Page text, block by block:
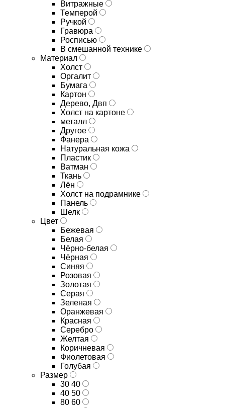
Витражные
Темперой
Ручкой
Гравюра
Росписью
В смешанной технике
Материал
Холст
Оргалит
Бумага
Картон
Дерево, Двп
Холст на картоне
металл
Другое
Фанера
Натуральная кожа
Пластик
Ватман
Ткань
Лён
Холст на подрамнике
Панель
Шелк
Цвет
Бежевая
Белая
Чёрно-белая
Чёрная
Синяя
Розовая
Золотая
Серая
Зеленая
Оранжевая
Красная
Серебро
Желтая
Коричневая
Фиолетовая
Голубая
Размер
30 40
40 50
80 60